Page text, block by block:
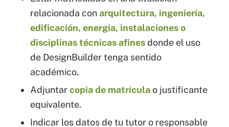
relacionada conarquitectura, ingeniería,
edificación, energía, instalaciones o
disciplinas técnicas afinesdonde el uso
de DesignBuilder tenga sentido
académico.
Adjuntarcopia de matrículao justificante
equivalente.
Indicar los datos de tu tutor o responsable